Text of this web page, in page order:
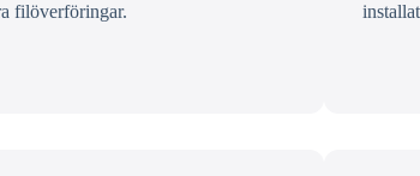
filöverföringar.